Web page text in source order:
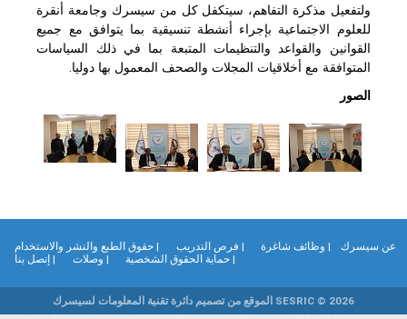
ولتفعيل مذكرة التفاهم، سيتكفل كل من سيسرك وجامعة أنقرة
للعلوم الاجتماعية بإجراء أنشطة تنسيقية بما يتوافق مع جميع
القوانين والقواعد والتنظيمات المتبعة بما في ذلك السياسات
المتوافقة مع أخلاقيات المجلات والصحف المعمول بها دوليا.
الصور
سيسرك | وظائف شاغرة | فرص التدريب
| حقوق الطبع والنشر والاستخدام
| حماية الحقوق الشخصية
| وصلات | إتصل بنا
SESRIC © 2026 الموقع من تصميم دائرة تقنية المعلومات لسيسرك